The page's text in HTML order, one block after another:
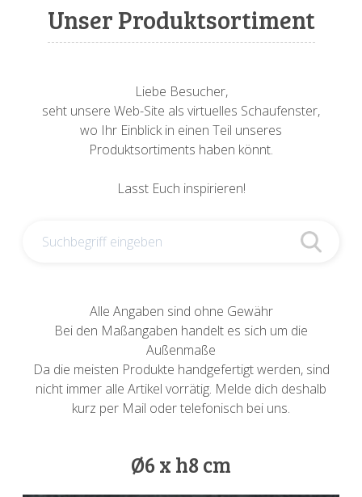
Unser Produktsortiment
Liebe Besucher,
seht unsere Web-Site als virtuelles Schaufenster,
wo Ihr Einblick in einen Teil unseres
Produktsortiments haben könnt.
Lasst Euch inspirieren!
Alle Angaben sind ohne Gewähr
Bei den Maßangaben handelt es sich um die
Außenmaße
Da die meisten Produkte handgefertigt werden, sind
nicht immer alle Artikel vorrätig. Melde dich deshalb
kurz per Mail oder telefonisch bei uns.
Ø6 x h8 cm
Sonnenuhren
Spardosen
Vögel
Vogeltränken
Verschiedene
Wandschalen
Sockel + Säulen
Tierfiguren
Meeresbewohner
Schildkröten
Schweine + Wildschweine
Verschiedene
Zwiebel- + Knoblauchtöpfe